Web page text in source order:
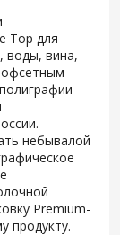
Top для
воды, вина,
офсетным
небывалой
Premium-
продукту.